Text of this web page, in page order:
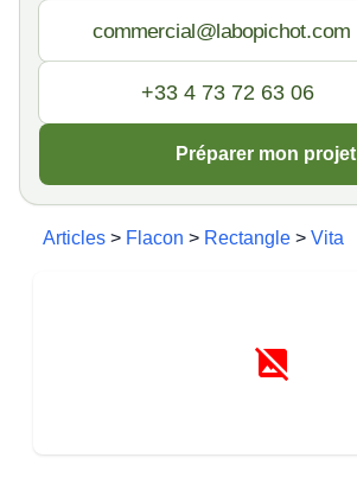
Préparer mon projet
Articles > Flacon > Rectangle > Vita